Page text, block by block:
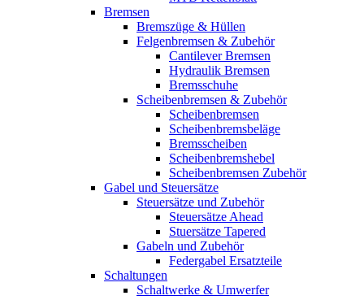
Bremsen
Bremszüge & Hüllen
Felgenbremsen & Zubehör
Cantilever Bremsen
Hydraulik Bremsen
Bremsschuhe
Scheibenbremsen & Zubehör
Scheibenbremsen
Scheibenbremsbeläge
Bremsscheiben
Scheibenbremshebel
Scheibenbremsen Zubehör
Gabel und Steuersätze
Steuersätze und Zubehör
Steuersätze Ahead
Stuersätze Tapered
Gabeln und Zubehör
Federgabel Ersatzteile
Schaltungen
Schaltwerke & Umwerfer